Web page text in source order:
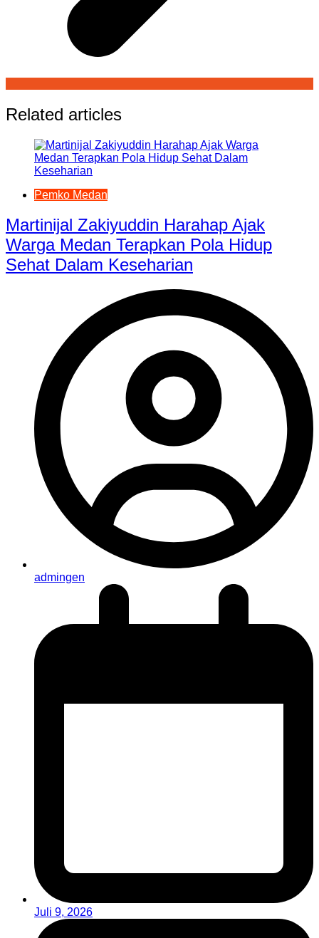
Related articles
Pemko Medan
Martinijal Zakiyuddin Harahap Ajak
Warga Medan Terapkan Pola Hidup
Sehat Dalam Keseharian
admingen
Juli 9, 2026